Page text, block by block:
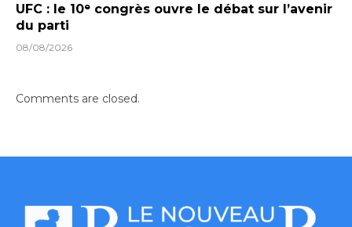
UFC : le 10ᵉ congrès ouvre le débat sur l’avenir
du parti
08/08/2026
Comments are closed.